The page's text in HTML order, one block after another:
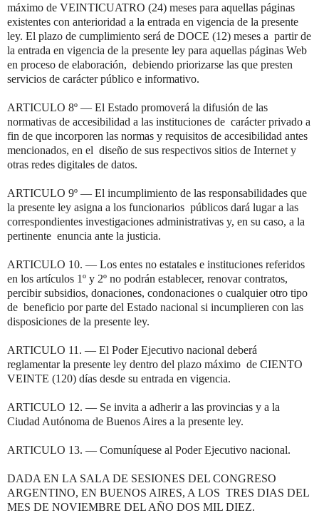
máximo de VEINTICUATRO (24) meses para aquellas páginas
existentes con anterioridad a la entrada en vigencia de la presente
ley. El plazo de cumplimiento será de DOCE (12) meses a partir de
la entrada en vigencia de la presente ley para aquellas páginas Web
en proceso de elaboración, debiendo priorizarse las que presten
servicios de carácter público e informativo.
ARTICULO 8º — El Estado promoverá la difusión de las
normativas de accesibilidad a las instituciones de carácter privado a
fin de que incorporen las normas y requisitos de accesibilidad antes
mencionados, en el diseño de sus respectivos sitios de Internet y
otras redes digitales de datos.
ARTICULO 9º — El incumplimiento de las responsabilidades que
la presente ley asigna a los funcionarios públicos dará lugar a las
correspondientes investigaciones administrativas y, en su caso, a la
pertinente enuncia ante la justicia.
ARTICULO 10. — Los entes no estatales e instituciones referidos
en los artículos 1º y 2º no podrán establecer, renovar contratos,
percibir subsidios, donaciones, condonaciones o cualquier otro tipo
de beneficio por parte del Estado nacional si incumplieren con las
disposiciones de la presente ley.
ARTICULO 11. — El Poder Ejecutivo nacional deberá
reglamentar la presente ley dentro del plazo máximo de CIENTO
VEINTE (120) días desde su entrada en vigencia.
ARTICULO 12. — Se invita a adherir a las provincias y a la
Ciudad Autónoma de Buenos Aires a la presente ley.
ARTICULO 13. — Comuníquese al Poder Ejecutivo nacional.
DADA EN LA SALA DE SESIONES DEL CONGRESO
ARGENTINO, EN BUENOS AIRES, A LOS TRES DIAS DEL
MES DE NOVIEMBRE DEL AÑO DOS MIL DIEZ.